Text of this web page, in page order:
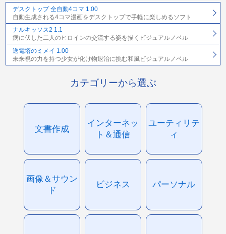
デスクトップ 全自動4コマ 1.00
自動生成される4コマ漫画をデスクトップで手軽に楽しめるソフト
ナルキッソス2 1.1
病に伏した二人のヒロインの交流する姿を描くビジュアルノベル
送電塔のミメイ 1.00
未来視の力を持つ少女が化け物退治に挑む和風ビジュアルノベル
カテゴリーから選ぶ
文書作成
インターネッ
ト＆通信
ユーティリテ
ィ
画像＆サウン
ド
ビジネス パーソナル